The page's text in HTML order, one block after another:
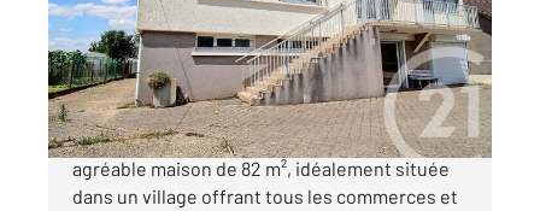
Maison à vendre
129 000 €
À Ouzouer-le-Marché, découvrez cette
agréable maison de 82 m², idéalement située
dans un village offrant tous les commerces et